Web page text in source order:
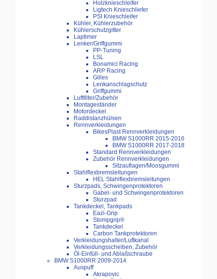
Holzknieschleifer
Ligtech Knieschliefer
PSI Knieschleifer
Kühler, Kühlerzubehör
Kühlerschutzgitter
Laptimer
Lenker/Griffgummi
PP-Tuning
LSL
Bonamici Racing
ARP Racing
Gilles
Lenkanschlagschutz
Griffgummi
Luftfilter/Zubehör
Montageständer
Motordeckel
Raddistanzhülsen
Rennverkleidungen
BikesPlast Rennverkleidungen
BMW S1000RR 2015-2016
BMW S1000RR 2017-2018
Standard Rennverkleidungen
Zubehör Rennverkleidungen
Sitzauflagen/Moosgummi
Stahlflexbremsleitungen
HEL Stahlflexbremsleitungen
Sturzpads, Schwingenprotektoren
Gabel- und Schwingenprotektoren
Sturzpad
Tankdeckel, Tankpads
Eazi-Grip
Stompgrip®
Tankdeckel
Carbon Tankprotektoren
Verkleidungshalter/Luftkanal
Verkleidungsscheiben, Zubehör
Öl-Einfüll- und Ablaßschraube
BMW S1000RR 2009-2014
Auspuff
Akrapovic